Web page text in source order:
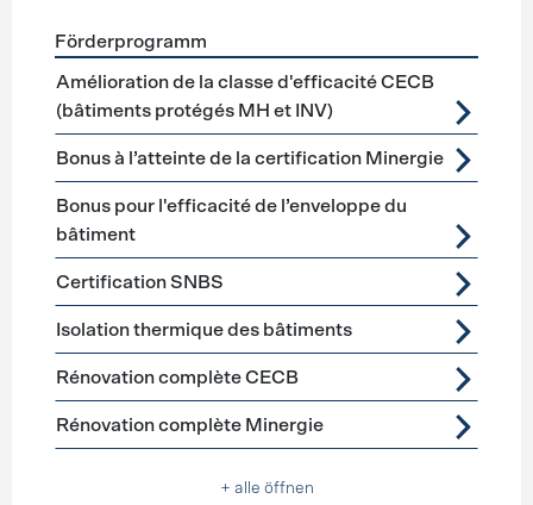
Förderprogramme Gebäudehülle Sanierung
Förderprogramm
Amélioration de la classe d'efficacité CECB
(bâtiments protégés MH et INV)
Bonus à l’atteinte de la certification Minergie
Bonus pour l'efficacité de l’enveloppe du
bâtiment
Certification SNBS
Isolation thermique des bâtiments
Rénovation complète CECB
Rénovation complète Minergie
+ alle öffnen